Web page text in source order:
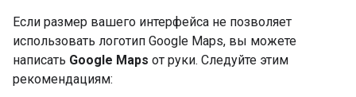
Если размер вашего интерфейса не позволяет
использовать логотип Google Maps, вы можете
написать Google Maps от руки. Следуйте этим
рекомендациям: